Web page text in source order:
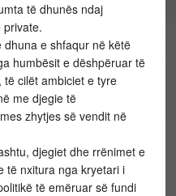
të dhunës ndaj
private.
e shfaqur në këtë
humbësit e dëshpëruar të
cilët ambiciet e tyre
me djegie të
zhytjes së vendit në
djegiet dhe rrënimet e
të nxitura nga kryetari i
të emëruar së fundi